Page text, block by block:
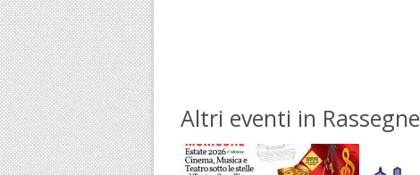
Altri eventi in Rassegne